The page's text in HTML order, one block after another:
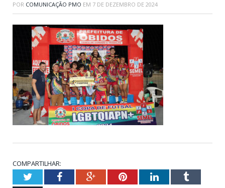
POR COMUNICAÇÃO PMO EM 7 DE DEZEMBRO DE 2024
COMPARTILHAR:
TwitterFacebookGoogle+PinterestLinkedInTumblr